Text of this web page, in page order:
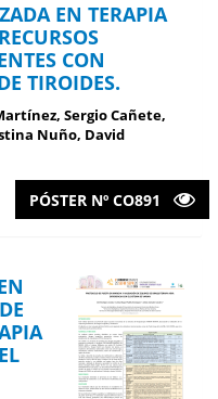
EN TERAPIA
CON
TIROIDES.
Sergio Cañete,
Nuño, David
PÓSTER Nº CO891